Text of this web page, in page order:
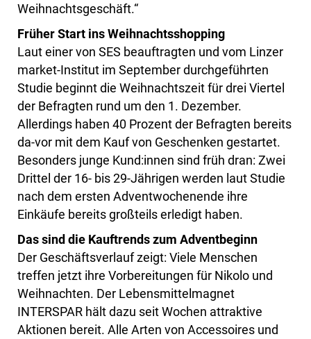
Weihnachtsgeschäft.“
Früher Start ins Weihnachtsshopping
Laut einer von SES beauftragten und vom Linzer
market-Institut im September durchgeführten
Studie beginnt die Weihnachtszeit für drei Viertel
der Befragten rund um den 1. Dezember.
Allerdings haben 40 Prozent der Befragten bereits
da-vor mit dem Kauf von Geschenken gestartet.
Besonders junge Kund:innen sind früh dran: Zwei
Drittel der 16- bis 29-Jährigen werden laut Studie
nach dem ersten Adventwochenende ihre
Einkäufe bereits großteils erledigt haben.
Das sind die Kauftrends zum Adventbeginn
Der Geschäftsverlauf zeigt: Viele Menschen
treffen jetzt ihre Vorbereitungen für Nikolo und
Weihnachten. Der Lebensmittelmagnet
INTERSPAR hält dazu seit Wochen attraktive
Aktionen bereit. Alle Arten von Accessoires und